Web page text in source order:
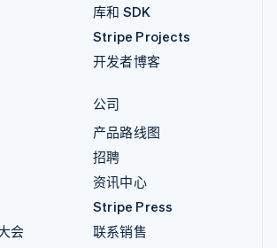
库和 SDK
Stripe Projects
开发者博客
会
公司
产品路线图
招聘
资讯中心
Stripe Press
联系销售